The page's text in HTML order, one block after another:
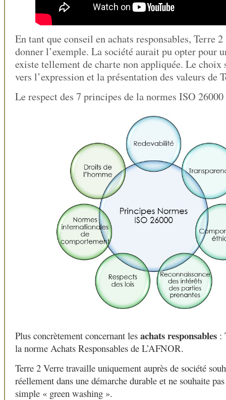
En tant que conseil en achats responsables, Terre
donner l’exemple. La société aurait pu opter pour
existe tellement de charte non appliquée. Le choix
vers l’expression et la présentation des valeurs de
Le respect des 7 principes de la normes ISO
Plus concrètement concernant les achats responsables :
la norme Achats Responsables de L’AFNOR.
Terre 2 Verre travaille uniquement auprès de société
réellement dans une démarche durable et ne souhaite
simple « green washing ».